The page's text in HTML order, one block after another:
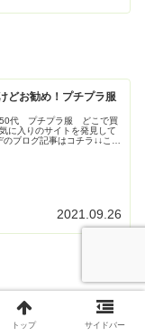
どお勧め！プチプラ服
代 プチプラ服 どこで買
に入りのサイトを発見して
ブログ記事はコチラ↓↓この
2021.09.26
いる美容 おすすめを
トップ サイドバー